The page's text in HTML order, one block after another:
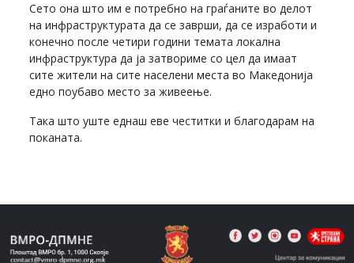
Сето она што им е потребно на граѓаните во делот
на инфраструктурата да се заврши, да се изработи и
конечно после четири години темата локална
инфраструктура да ја затвориме со цел да имаат
сите жители на сите населени места во Македонија
едно поубаво место за живеење.
Така што уште еднаш еве честитки и благодарам на
поканата.